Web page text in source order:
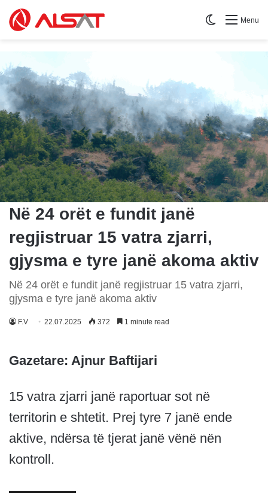
Menu
Switch skin
Në 24 orët e fundit janë
regjistruar 15 vatra zjarri,
gjysma e tyre janë akoma aktiv
Në 24 orët e fundit janë regjistruar 15 vatra zjarri,
gjysma e tyre janë akoma aktiv
F.V 22.07.2025 372 1 minute read
Gazetare: Ajnur Baftijari
15 vatra zjarri janë raportuar sot në
territorin e shtetit. Prej tyre 7 janë ende
aktive, ndërsa të tjerat janë vënë nën
kontroll.